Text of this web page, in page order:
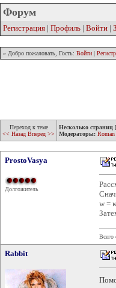
Форум
Регистрация | Профиль | Войти |
» Добро пожаловать, Гость: Войти |
Переход к теме
<< Назад Вперед >>
Несколько страниц [
Модераторы:
ProstoVasya
Долгожитель
w =
Всего
Rabbit